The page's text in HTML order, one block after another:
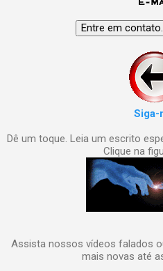
Siga-
Dê um toque. Leia um escrito
Clique na
Assista nossos vídeos falados
mais novas até